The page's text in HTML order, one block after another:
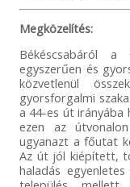
Megközelítés:
Békéscsabáról a
egyszerűen és
közvetlenül
gyorsforgalmi
a 44-es út irányába
ezen az
ugyanazt a főutat
Az út jól kiépített,
haladás